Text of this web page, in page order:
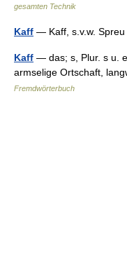
gesamten Technik
Kaff — Kaff, s.v.w.
Kaff — das; s, Plur. s u.
armselige Ortschaft,
Fremdwörterbuch